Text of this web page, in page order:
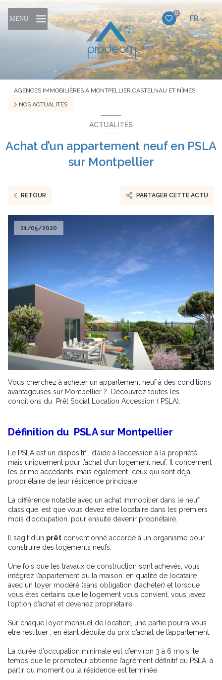
0
FR
MENU
AGENCES IMMOBILIÈRES À MONTPELLIER,CASTELNAU ET NÎMES
NOS ACTUALITES
ACTUALITÉS
Achat d’un appartement neuf en PSLA
sur Montpellier
RETOUR PARTAGER CETTE ACTU
21/05/2020
Vous cherchez à acheter un appartement neuf à des conditions
avantageuses sur Montpellier ? Découvrez toutes les
conditions du Prêt Social Location Accession ( PSLA).
Définition du PSLA sur Montpellier
Le PSLA est un dispositif , d’aide à l’accession à la propriété,
mais uniquement pour l’achat d’un logement neuf. Il concernent
les primo accédants, mais également ceux qui sont déjà
propriétaire de leur résidence principale.
La différence notable avec un achat immobilier dans le neuf
classique, est que vous devez etre locataire dans les premiers
mois d’occupation, pour ensuite devenir propriétaire.
Il s’agit d’un prêt conventionné accordé à un organisme pour
construire des logements neufs.
Une fois que les travaux de construction sont achevés, vous
intégrez l’appartement ou la maison, en qualité de locataire
avec un loyer modéré (sans obligation d’acheter) et lorsque
vous êtes certains que le logement vous convient, vous levez
l’option d’achat et devenez propriétaire.
Sur chaque loyer mensuel de location, une partie pourra vous
etre restituer , en étant déduite du prix d’achat de l’appartement.
La durée d’occupation minimale est d’environ 3 à 6 mois, le
temps que le promoteur obtienne l’agrément définitif du PSLA, à
partir du moment ou la résidence est terminée.